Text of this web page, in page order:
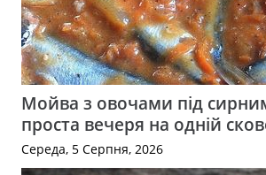
Мойва з овочами під
проста вечеря на одній
Середа, 5 Серпня, 2026